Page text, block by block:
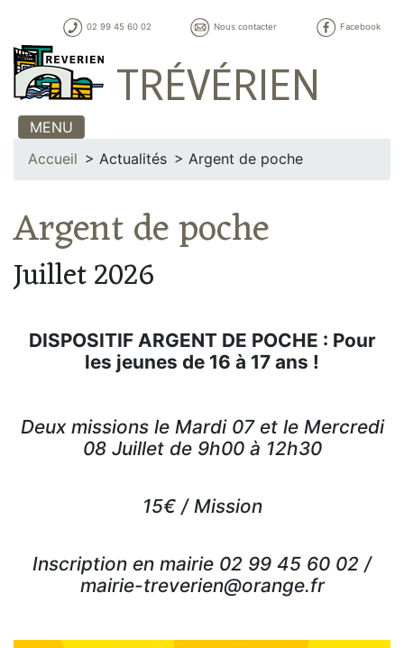
TRÉVÉRIEN
02 99 45 60 02 Nous contacter Facebook
MENU
Accueil
Actualités Argent de poche
Argent de poche
Juillet 2026
DISPOSITIF ARGENT DE POCHE : Pour
les jeunes de 16 à 17 ans !
Deux missions le Mardi 07 et le Mercredi
08 Juillet de 9h00 à 12h30
15€ / Mission
Inscription en mairie 02 99 45 60 02 /
mairie-treverien@orange.fr